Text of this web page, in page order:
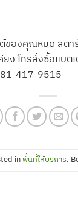
ของคุณหมด สตา
ยง โทรสั่งซื้อแบ
417-9515
inพื้นที่ให้บริการ.